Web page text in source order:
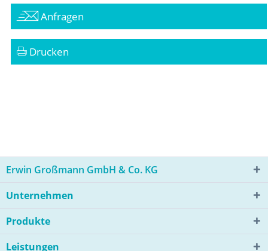
Anfragen
Drucken
Erwin Großmann GmbH & Co. KG
Unternehmen
Produkte
Leistungen